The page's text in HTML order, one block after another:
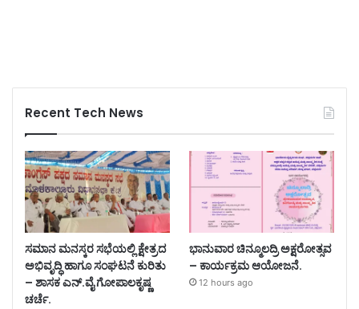
Recent Tech News
ಸಮಾನ ಮನಸ್ಕರ ಸಭೆಯಲ್ಲಿ ಕ್ಷೇತ್ರದ
ಅಭಿವೃದ್ಧಿ ಹಾಗೂ ಸಂಘಟನೆ ಕುರಿತು
– ಶಾಸಕ ಎನ್.ವೈ ಗೋಪಾಲಕೃಷ್ಣ
ಚರ್ಚೆ.
ಭಾನುವಾರ ಚಿನ್ಮೂಲದ್ರಿ ಅಕ್ಷರೋತ್ಸವ
– ಕಾರ್ಯಕ್ರಮ ಆಯೋಜನೆ.
12 hours ago